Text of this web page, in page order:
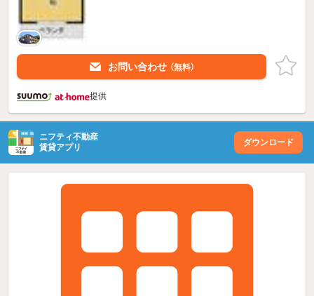
お問い合わせ （無料）
提供
ニフティ不動産
賃貸アプリ
ダウンロード